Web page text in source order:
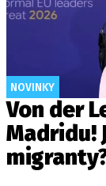
NOVINKY
Von der
Madridu!